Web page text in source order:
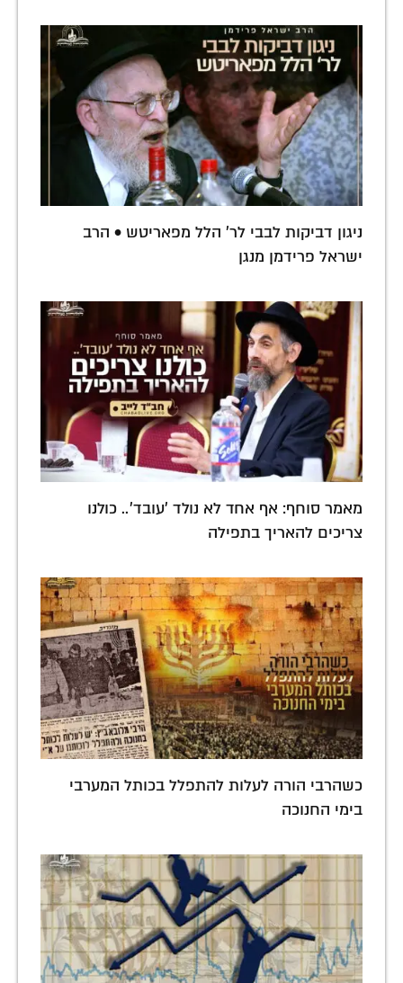
ניגון דביקות לבבי לר' הלל מפאריטש • הרב
ישראל פרידמן מנגן
מאמר סוחף: אף אחד לא נולד 'עובד'.. כולנו
צריכים להאריך בתפילה
כשהרבי הורה לעלות להתפלל בכותל המערבי
בימי החנוכה